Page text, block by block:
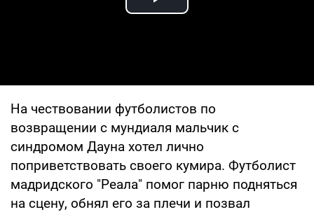
Play Video
На чествовании футболистов по
возвращении с мундиаля мальчик с
синдромом Дауна хотел лично
поприветствовать своего кумира. Футболист
мадридского "Реала" помог парню подняться
на сцену, обнял его за плечи и позвал